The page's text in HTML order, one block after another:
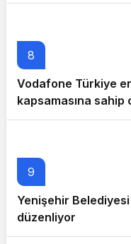
8
Vodafone Türkiye
kapsamasına
9
Yenişehir
düzenliyor